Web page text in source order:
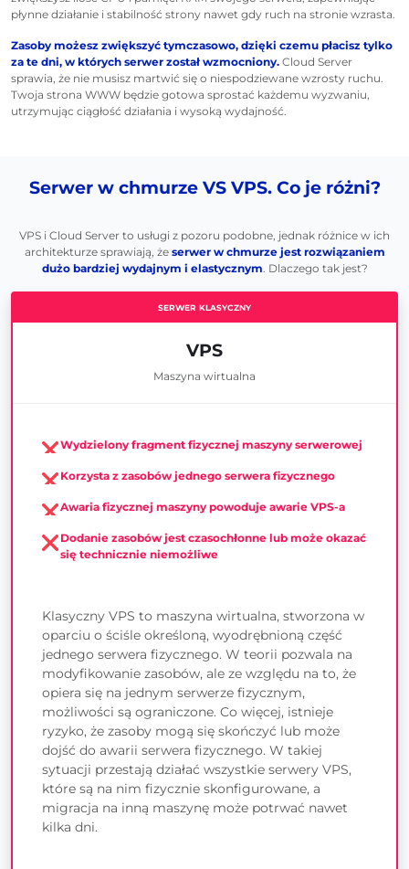
płynne działanie i stabilność strony nawet gdy ruch na stronie wzrasta.
Zasoby możesz zwiększyć tymczasowo, dzięki czemu płacisz tylko
za te dni, w których serwer został wzmocniony. Cloud Server
sprawia, że nie musisz martwić się o niespodziewane wzrosty ruchu.
Twoja strona WWW będzie gotowa sprostać każdemu wyzwaniu,
utrzymując ciągłość działania i wysoką wydajność.
Serwer w chmurze VS VPS. Co je różni?
VPS i Cloud Server to usługi z pozoru podobne, jednak różnice w ich
architekturze sprawiają, że serwer w chmurze jest rozwiązaniem
dużo bardziej wydajnym i elastycznym. Dlaczego tak jest?
VPS
Maszyna wirtualna
Wydzielony fragment fizycznej maszyny serwerowej
Korzysta z zasobów jednego serwera fizycznego
Awaria fizycznej maszyny powoduje awarie VPS-a
Dodanie zasobów jest czasochłonne lub może okazać
się technicznie niemożliwe
Klasyczny VPS to maszyna wirtualna, stworzona w
oparciu o ściśle określoną, wyodrębnioną część
jednego serwera fizycznego. W teorii pozwala na
modyfikowanie zasobów, ale ze względu na to, że
opiera się na jednym serwerze fizycznym,
możliwości są ograniczone. Co więcej, istnieje
ryzyko, że zasoby mogą się skończyć lub może
dojść do awarii serwera fizycznego. W takiej
sytuacji przestają działać wszystkie serwery VPS,
które są na nim fizycznie skonfigurowane, a
migracja na inną maszynę może potrwać nawet
kilka dni.